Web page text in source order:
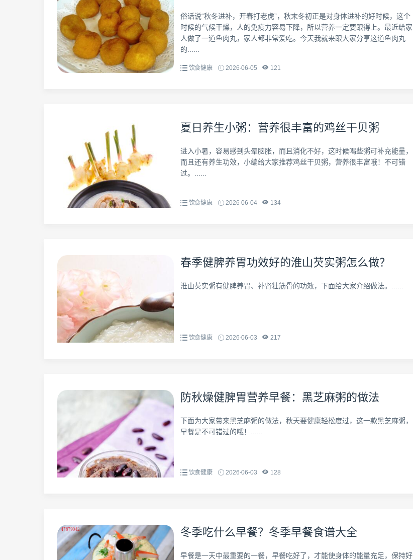
俗话说“秋冬进补，开春打老虎”，秋末冬初正是对身体进补的好时候，这个
时候的气候干燥，人的免疫力容易下降，所以营养一定要跟得上。最近给家
人做了一道鱼肉丸，家人都非常爱吃。今天我就来跟大家分享这道鱼肉丸
的......
饮食健康 2026-06-05 121
夏日养生小粥：营养很丰富的鸡丝干贝粥
进入小暑，容易感到头晕脑胀，而且消化不好，这时候喝些粥可补充能量，
而且还有养生功效，小编给大家推荐鸡丝干贝粥，营养很丰富哦！不可错
过。......
饮食健康 2026-06-04 134
春季健脾养胃功效好的淮山芡实粥怎么做？
淮山芡实粥有健脾养胃、补肾壮筋骨的功效，下面给大家介绍做法。......
饮食健康 2026-06-03 217
防秋燥健脾胃营养早餐：黑芝麻粥的做法
下面为大家带来黑芝麻粥的做法，秋天要健康轻松度过，这一款黑芝麻粥，
早餐是不可错过的哦！......
饮食健康 2026-06-03 128
冬季吃什么早餐？冬季早餐食谱大全
早餐是一天中最重要的一餐，早餐吃好了，才能使身体的能量充足，保持好